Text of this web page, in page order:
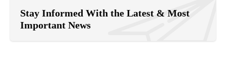
Stay Informed With the Latest & Most
Important News